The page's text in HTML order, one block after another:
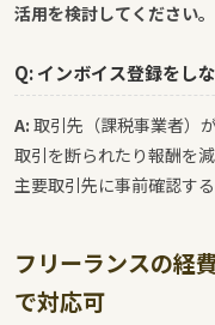
活用を検討してください。
Q: インボイス登録をし
A: 取引先（課税事業者）
取引を断られたり報酬を
主要取引先に事前確認す
フリーランスの経
で対応可